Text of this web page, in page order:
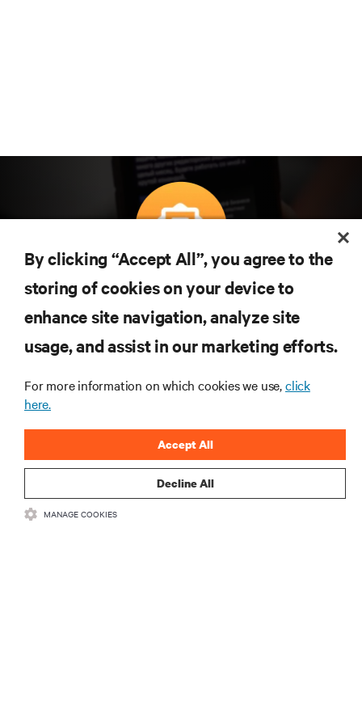
Subscreva para obter as últimas tendências em
tecnologia
Receba atualizações regulares sobre os tópicos
mais importantes da indústria, com discussões mais
recentes e perspetivas especializadas sobre gestão
By clicking “Accept All”, you agree to the
storing of cookies on your device to
enhance site navigation, analyze site
usage, and assist in our marketing efforts.
For more information on which cookies we use,click
here.
Decline All
Accept All
MANAGE COOKIES